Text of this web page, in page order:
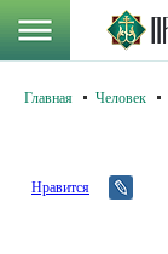
Главная Человек
Нравится